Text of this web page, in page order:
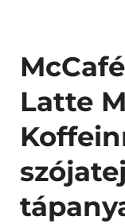
Latte